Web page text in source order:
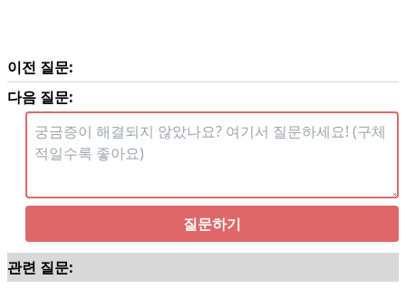
이전 질문:
다음 질문:
질문하기
관련 질문: